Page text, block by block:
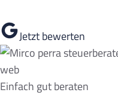
Jetzt bewerten
Einfach gut beraten